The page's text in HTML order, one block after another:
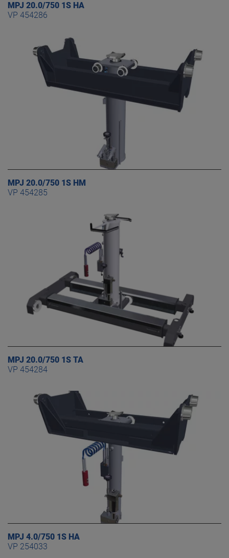
MPJ 20.0/750 1S HA
VP 454286
MPJ 20.0/750 1S HM
VP 454285
MPJ 20.0/750 1S TA
VP 454284
MPJ 4.0/750 1S HA
VP 254033